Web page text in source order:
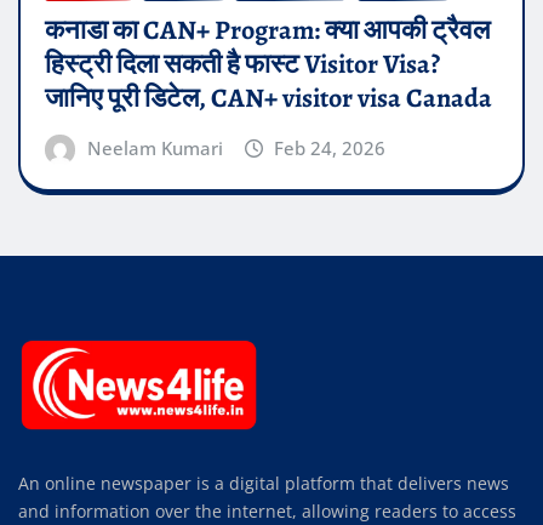
कनाडा का CAN+ Program: क्या आपकी ट्रैवल
हिस्ट्री दिला सकती है फास्ट Visitor Visa?
जानिए पूरी डिटेल, CAN+ visitor visa Canada
Neelam Kumari Feb 24, 2026
An online newspaper is a digital platform that delivers news
and information over the internet, allowing readers to access